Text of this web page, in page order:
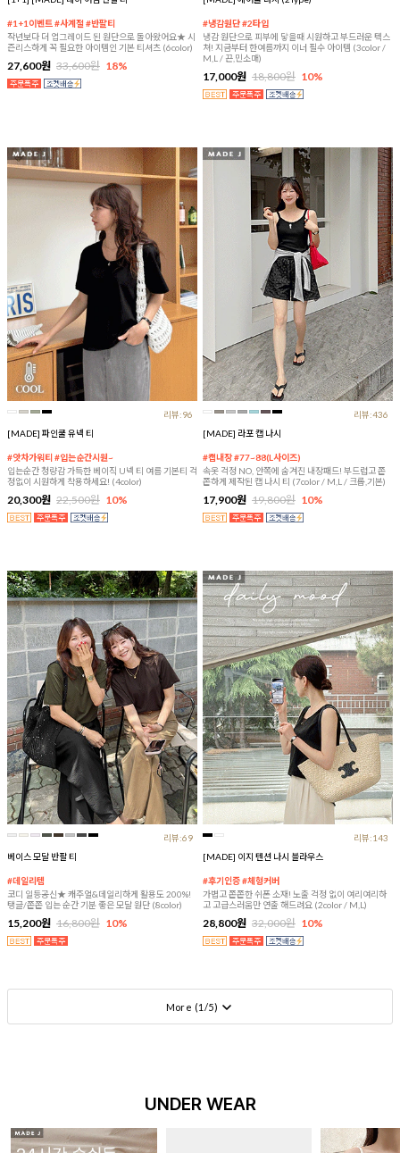
#1+1이벤트 #사계절 #반팔티
작년보다 더 업그레이드 된 원단으로 돌아왔어요★ 시
즌리스하게 꼭 필요한 아이템인 기본 티셔츠 (6color)
27,600원 33,600원 18%
#냉감원단 #2타입
냉감 원단으로 피부에 닿을때 시원하고 부드러운 텍스
쳐! 지금부터 한여름까지 이너 필수 아이템 (3color /
M,L / 끈,민소매)
17,000원 18,800원 10%
리뷰:96
[MADE] 파인쿨 유넥 티
#앗차가워티 #입는순간시원~
입는순간 청량감 가득한 베이직 U넥 티 여름 기본티 걱
정없이 시원하게 착용하세요! (4color)
20,300원 22,500원 10%
리뷰:436
[MADE] 라포 캡 나시
#캡내장 #77~88(L사이즈)
속옷 걱정 NO, 안쪽에 숨겨진 내장패드! 부드럽고 쫀
쫀하게 제작된 캡 나시 티 (7color / M,L / 크롭,기본)
17,900원 19,800원 10%
리뷰:69
베이스 모달 반팔 티
#데일리템
코디 일등공신★ 캐주얼&데일리하게 활용도 200%!
탱글/쫀쫀 입는 순간 기분 좋은 모달 원단 (8color)
15,200원 16,800원 10%
리뷰:143
[MADE] 이지 텐션 나시 블라우스
#후기인증 #체형커버
가볍고 쫀쫀한 쉬폰 소재! 노출 걱정 없이 여리여리하
고 고급스러움만 연출 해드려요 (2color / M,L)
28,800원 32,000원 10%
More (1 /5)
UNDER WEAR